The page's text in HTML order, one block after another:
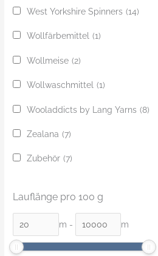
West Yorkshire Spinners (14)
Wollfärbemittel (1)
Wollmeise (2)
Wollwaschmittel (1)
Wooladdicts by Lang Yarns (8)
Zealana (7)
Zubehör (7)
Lauflänge pro 100 g
m - m